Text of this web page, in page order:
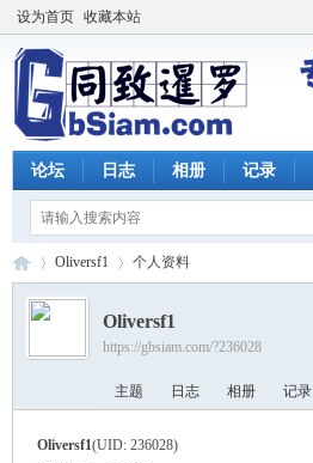
设为首页 收藏本站
论坛 日志 相册 记录
›
Oliversf1 个人资料
Oliversf1
https://gbsiam.com/?236028
主题 日志 相册 记录
Oliversf1(UID: 236028)